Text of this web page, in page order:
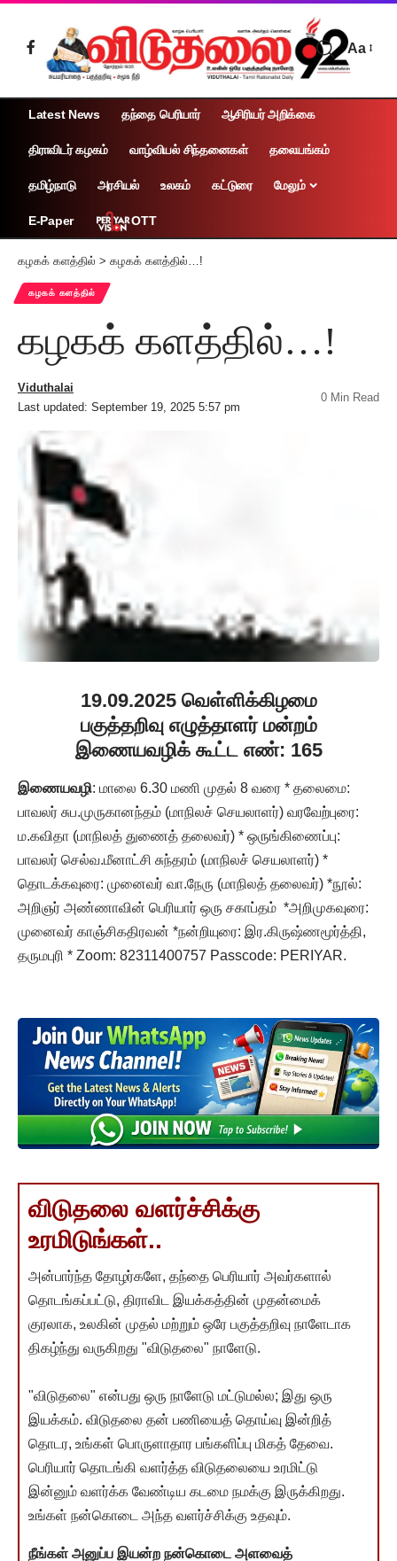
Aa
Latest News தந்தை பெரியார் ஆசிரியர் அறிக்கை
திராவிடர் கழகம் வாழ்வியல் சிந்தனைகள் தலையங்கம்
தமிழ்நாடு அரசியல் உலகம் கட்டுரை மேலும்
E-Paper OTT
கழகக் களத்தில் > கழகக் களத்தில்…!
கழகக் களத்தில்
கழகக் களத்தில்…!
Last updated: September 19, 2025 5:57 pm
Viduthalai
0 Min Read
19.09.2025 வெள்ளிக்கிழமை
பகுத்தறிவு எழுத்தாளர் மன்றம்
இணையவழிக் கூட்ட எண்: 165
இணையவழி: மாலை 6.30 மணி முதல் 8 வரை * தலைமை:
பாவலர் சுப.முருகானந்தம் (மாநிலச் செயலாளர்) வரவேற்புரை:
ம.கவிதா (மாநிலத் துணைத் தலைவர்) * ஒருங்கிணைப்பு:
பாவலர் செல்வ.மீனாட்சி சுந்தரம் (மாநிலச் செயலாளர்) *
தொடக்கவுரை: முனைவர் வா.நேரு (மாநிலத் தலைவர்) *நூல்:
அறிஞர் அண்ணாவின் பெரியார் ஒரு சகாப்தம் *அறிமுகவுரை:
முனைவர் காஞ்சிகதிரவன் *நன்றியுரை: இர.கிருஷ்ணமூர்த்தி,
தருமபுரி * Zoom: 82311400757 Passcode: PERIYAR.
விடுதலை வளர்ச்சிக்கு
உரமிடுங்கள்..
அன்பார்ந்த தோழர்களே, தந்தை பெரியார் அவர்களால்
தொடங்கப்பட்டு, திராவிட இயக்கத்தின் முதன்மைக்
குரலாக, உலகின் முதல் மற்றும் ஒரே பகுத்தறிவு நாளேடாக
திகழ்ந்து வருகிறது "விடுதலை" நாளேடு.
"விடுதலை" என்பது ஒரு நாளேடு மட்டுமல்ல; இது ஒரு
இயக்கம். விடுதலை தன் பணியைத் தொய்வு இன்றித்
தொடர, உங்கள் பொருளாதார பங்களிப்பு மிகத் தேவை.
பெரியார் தொடங்கி வளர்த்த விடுதலையை உரமிட்டு
இன்னும் வளர்க்க வேண்டிய கடமை நமக்கு இருக்கிறது.
உங்கள் நன்கொடை அந்த வளர்ச்சிக்கு உதவும்.
நீங்கள் அனுப்ப இயன்ற நன்கொடை அளவைத்